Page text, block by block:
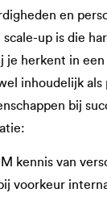
en
up is die
je herkent in een
inhoudelijk als
bij
kennis van
voorkeur